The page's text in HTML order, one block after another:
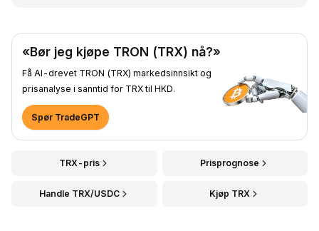
«Bør jeg kjøpe TRON (TRX) nå?»
Få AI-drevet TRON (TRX) markedsinnsikt og
prisanalyse i sanntid for TRX til HKD.
Spør TradeGPT
TRX-pris Prisprognose
Handle TRX/USDC Kjøp TRX